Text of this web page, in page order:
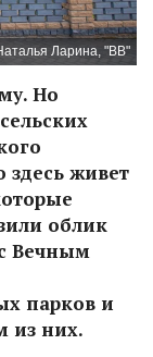
Ларина, "ВВ"
Но
здесь живет
облик
Вечным
парков и
из них.